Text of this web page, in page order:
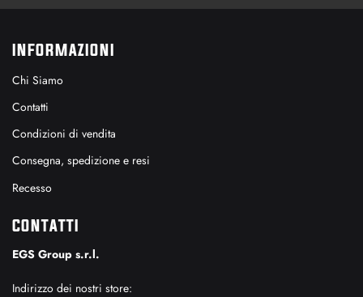
INFORMAZIONI
Chi Siamo
Contatti
Condizioni di vendita
Consegna, spedizione e resi
Recesso
CONTATTI
EGS Group s.r.l.
Indirizzo dei nostri store: